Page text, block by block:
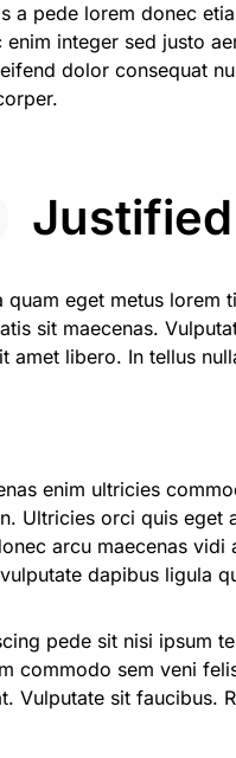
a pede lorem donec
enim integer sed justo
dolor consequat
Justified
quam eget metus lorem
sit maecenas.
amet libero. In tellus
enim ultricies
Ultricies orci quis eget
arcu maecenas vidi
dapibus ligula
pede sit nisi ipsum
commodo sem veni
Vulputate sit faucibus.